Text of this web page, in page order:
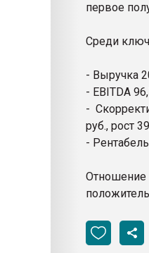
первое
Среди
- Выручка
- EBITDA
-
руб., рост
-